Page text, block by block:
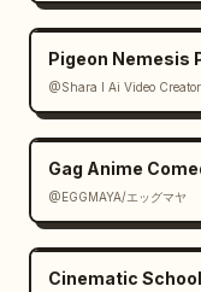
Pigeon Nemesis
@Shara I Ai Video Creator
Gag Anime
@EGGMAYA/エッグマヤ
Cinematic